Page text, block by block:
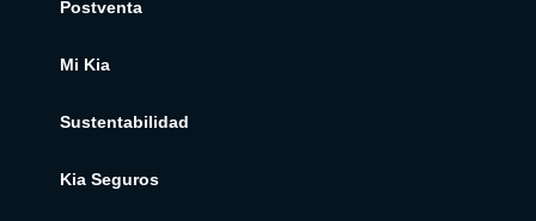
Postventa
Mi Kia
Sustentabilidad
Kia Seguros